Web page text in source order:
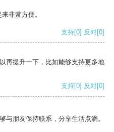
非常方便。
支持[0] 反对[0]
再提升一下，比如能够支持更多地
支持[0] 反对[0]
与朋友保持联系，分享生活点滴。